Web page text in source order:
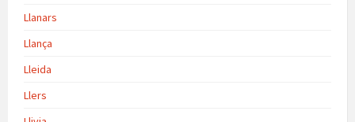
Llanars
Llança
Lleida
Llers